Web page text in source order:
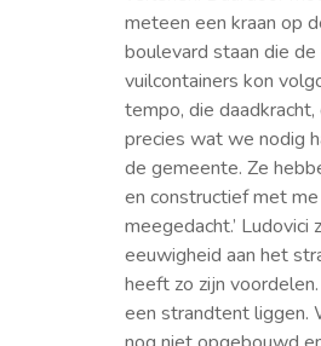
meteen een kraan op
boulevard staan die
vuilcontainers kon
tempo, die
precies wat we nodig
de gemeente. Ze
en constructief met me
meegedacht.’ Ludovici
eeuwigheid aan het
heeft zo zijn voordelen.
een strandtent liggen.